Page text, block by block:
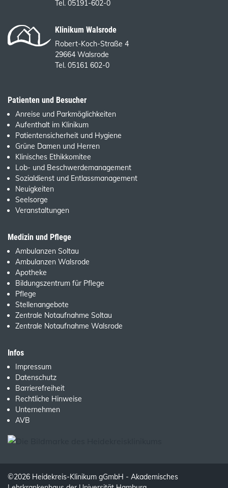
Tel. 05191-602-0
Klinikum Walsrode
Robert-Koch-Straße 4
29664 Walsrode
Tel. 05161 602-0
Patienten und Besucher
Anreise und Parkmöglichkeiten
Aufenthalt im Klinikum
Patientensicherheit und Hygiene
Grüne Damen und Herren
Klinisches Ethikkomitee
Lob- und Beschwerdemanagement
Sozialdienst und Entlassmanagement
Neuigkeiten
Seelsorge
Veranstaltungen
Medizin und Pflege
Ambulanzen Soltau
Ambulanzen Walsrode
Apotheke
Bildungszentrum für Pflege
Pflege
Stellenangebote
Zentrale Notaufnahme Soltau
Zentrale Notaufnahme Walsrode
Infos
Impressum
Datenschutz
Barrierefreiheit
Rechtliche Hinweise
Unternehmen
AVB
©2026 Heidekreis-Klinikum gGmbH - Akademisches